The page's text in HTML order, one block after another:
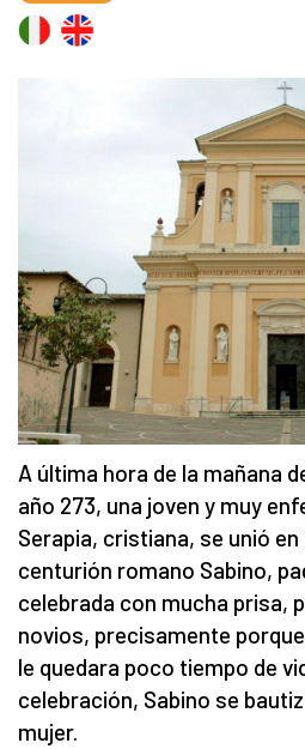
A última hora de la mañana
año 273, una joven y muy
Serapia, cristiana, se unió
centurión romano Sabino,
celebrada con mucha prisa,
novios, precisamente
le quedara poco tiempo de
celebración, Sabino se
mujer.